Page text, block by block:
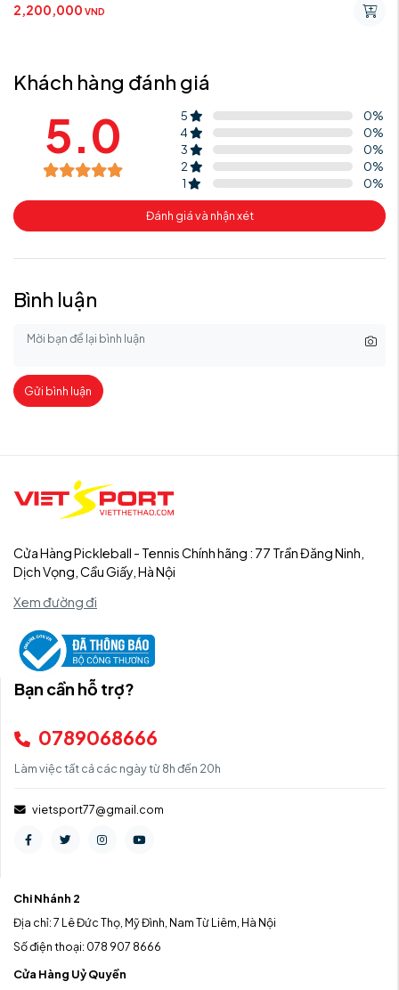
2,200,000 VND
Khách hàng đánh giá
5.0 5 0%
4
0%
3
0%
2
0%
1
0%
Đánh giá và nhận xét
Bình luận
Gửi bình luận
Cửa Hàng Pickleball - Tennis Chính hãng : 77 Trần Đăng Ninh,
Dịch Vọng, Cầu Giấy, Hà Nội
Xem đường đi
Bạn cần hỗ trợ?
0789068666
Làm việc tất cả các ngày từ 8h đến 20h
vietsport77@gmail.com
Chi Nhánh 2
Địa chỉ: 7 Lê Đức Thọ, Mỹ Đình, Nam Từ Liêm, Hà Nội
Số điện thoại: 078 907 8666
Cửa Hàng Uỷ Quyền